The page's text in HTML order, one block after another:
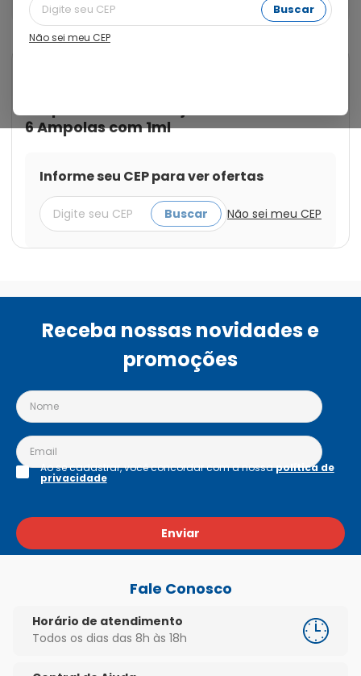
Buscar
Não sei meu CEP
Uso Injetável com 6 Ampolas com 1ml
6 Ampolas com 1ml
Informe seu CEP para ver ofertas
Buscar Não sei meu CEP
Receba nossas novidades e
promoções
Enviar
Ao se cadastrar, você concordar com a nossapolítica de
privacidade
Fale Conosco
Horário de atendimento
Todos os dias das 8h às 18h